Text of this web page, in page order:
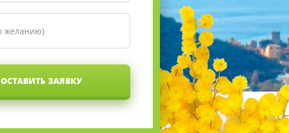
ОСТАВИТЬ ЗАЯВКУ